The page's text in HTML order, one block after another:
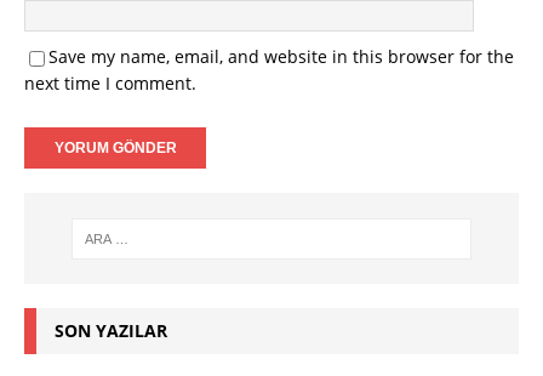
Save my name, email, and website in this browser for the
next time I comment.
SON YAZILAR